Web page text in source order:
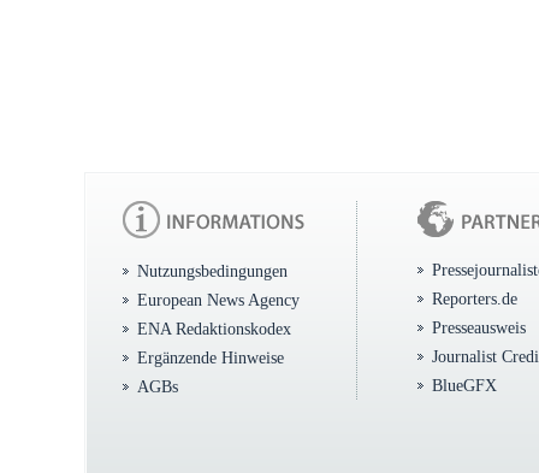
Nutzungsbedingungen
European News Agency
ENA Redaktionskodex
Ergänzende Hinweise
AGBs
Reporters.de
Presseausweis
Journalist
BlueGFX